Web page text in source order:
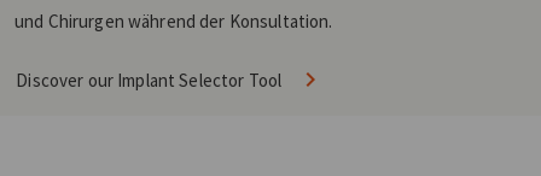
und Chirurgen während der Konsultation.
Discover our Implant Selector Tool